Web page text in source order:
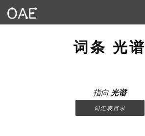
词条 光谱
指向光谱
词汇表目录